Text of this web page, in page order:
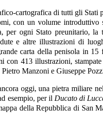
cartografica di tutti gli Stati
con un volume introduttivo
per ogni Stato preunitario,
e altre illustrazioni di
carta della penisola in
con 413 illustrazioni,
Manzoni e Giuseppe
oggi, una pietra miliare
esempio, per il Ducato di
della Repubblica di San